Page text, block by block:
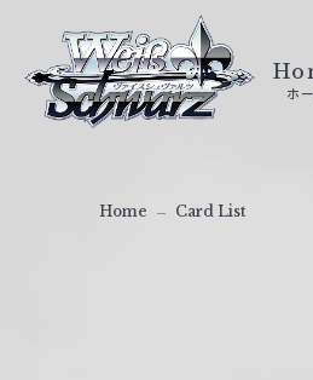
ァ
ホ
Home Card List